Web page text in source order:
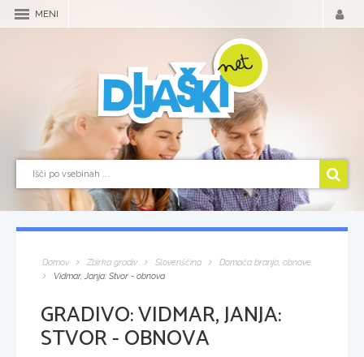
MENI
Domov Zbirka gradiv Slovenščina
Domača branja, obnove
Vidmar, Janja: Stvor - obnova
GRADIVO:VIDMAR, JANJA:
STVOR - OBNOVA